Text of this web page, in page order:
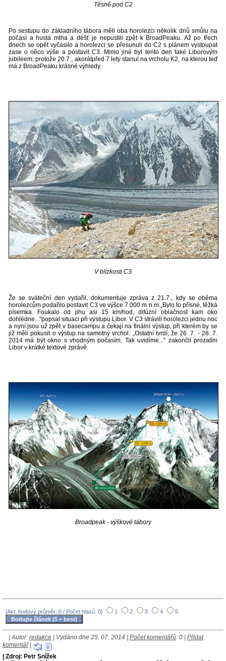
Těsně pod C2
Po sestupu do základního tábora měli oba horolezci několik dnů smůlu na
počasí a hustá mlha a déšť je nepustili zpět k BroadPeaku. Až po třech
dnech se opět vyčasilo a horolezci se přesunuli do C2 s plánem vystoupat
zase o něco výše a postavit C3. Mimo jiné byl tento den také Liborovým
jubileem, protože 20.7., akorátpřed 7 lety stanul na vrcholu K2, na kterou teď
má z BroadPeaku krásné výhledy.
V blízkosti C3
Že se sváteční den vydařil, dokumentuje zpráva z 21.7., kdy se oběma
horolezcům podařilo postavit C3 ve výšce 7 000 m n.m.„Bylo to přísné, těžká
písemka. Foukalo od jihu asi 15 km/hod, difúzní oblačnost kam oko
dohlédne..."popsal situaci při výstupu Libor. V C3 strávili horolezci jednu noc
a nyní jsou už zpět v basecampu a čekají na finální výstup, při kterém by se
již měli pokusit o výstup na samotný vrchol. „Ostatní tvrdí, že 26. 7. - 28. 7.
2014 má být okno s vhodným počasím. Tak uvidíme..." zakončil prozatím
Libor v krátké textové zprávě.
Broadpeak - výškové tábory
[Akt. bodový průměr: 0 / Počet hlasů: 0] 1 2 3 4 5
| Autor: redakce | Vydáno dne 25. 07. 2014 | Počet komentářů: 0 | Přidat
komentář|
| Zdroj: Petr Snížek